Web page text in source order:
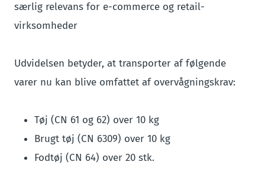
særlig relevans for e-commerce og retail-
virksomheder
Udvidelsen betyder, at transporter af følgende
varer nu kan blive omfattet af overvågningskrav:
Tøj (CN 61 og 62) over 10 kg
Brugt tøj (CN 6309) over 10 kg
Fodtøj (CN 64) over 20 stk.